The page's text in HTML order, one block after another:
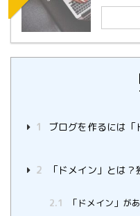
1 ブログを作るには「
2 「ドメイン」とは
2.1 「ドメイン」が